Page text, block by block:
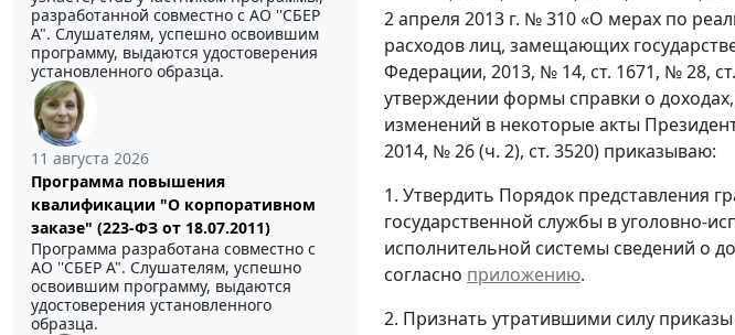
разработанной совместно с АО ''СБЕР
А". Слушателям, успешно освоившим
программу, выдаются удостоверения
установленного образца.
11 августа 2026
Программа повышения
квалификации "О корпоративном
заказе" (223-ФЗ от 18.07.2011)
Программа разработана совместно с
АО ''СБЕР А". Слушателям, успешно
освоившим программу, выдаются
удостоверения установленного
образца.
2 апреля 2013 г. № 310 «О мерах по
расходов лиц, замещающих
Федерации, 2013, № 14, ст. 1671, № 28,
утверждении формы справки о
изменений в некоторые акты
2014, № 26 (ч. 2), ст. 3520) приказываю:
1. Утвердить Порядок представления
государственной службы в уголовно-
исполнительной системы сведений о
согласно приложению.
2. Признать утратившими силу